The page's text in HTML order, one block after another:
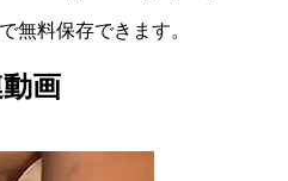
無料保存できます。
画